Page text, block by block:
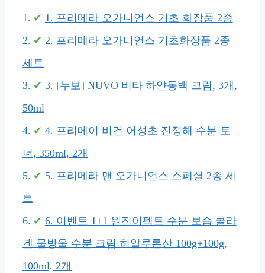
1. 프리메라 오가니언스 기초 화장품 2종
2. 프리메라 오가니언스 기초화장품 2종
세트
3. [누보] NUVO 비타 하얀동백 크림, 3개,
50ml
4. 프리메이 비건 어성초 진정해 수분 토
너, 350ml, 2개
5. 프리메라 맨 오가니언스 스페셜 2종 세
트
6. 이벤트 1+1 원진이펙트 수분 보습 콜라
겐 물방울 수분 크림 히알루론산 100g+100g,
100ml, 2개